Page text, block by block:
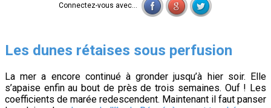
Connectez-vous avec...
Les dunes rétaises sous perfusion
La mer a encore continué à gronder jusqu’à hier soir. Elle
s’apaise enfin au bout de près de trois semaines. Ouf ! Les
coefficients de marée redescendent. Maintenant il faut panser